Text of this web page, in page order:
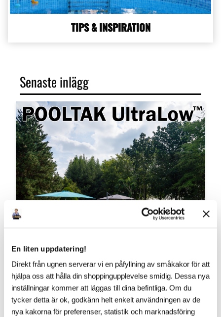
En liten uppdatering!
Direkt från ugnen serverar vi en påfyllning av småkakor för att
hjälpa oss att hålla din shoppingupplevelse smidig. Dessa nya
inställningar kommer att läggas till dina befintliga. Om du
tycker detta är ok, godkänn helt enkelt användningen av de
nya kakorna för preferenser, statistik och marknadsföring
TIPS & INSPIRATION
Senaste inlägg
VAD SÄGS OM ÄNNU LÄGRE?!